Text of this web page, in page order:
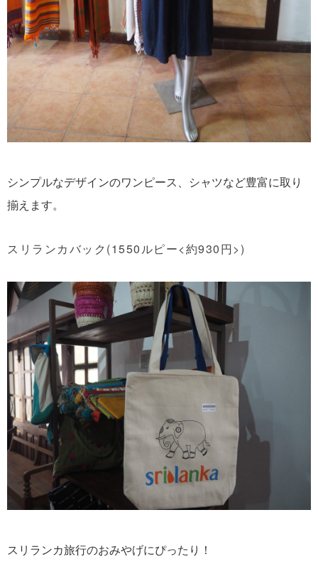
シンプルなデザインのワンピース、シャツなど豊富に取り
揃えます。
スリランカバック(1550ルピー<約930円>)
スリランカ旅行のおみやげにぴったり！